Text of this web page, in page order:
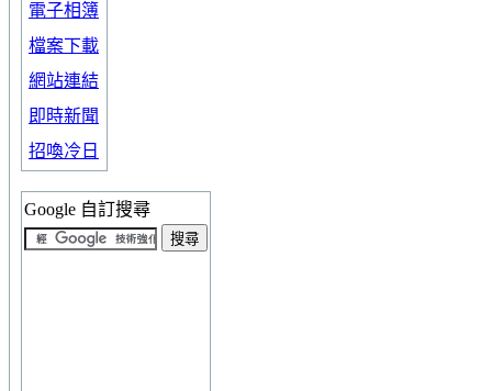
電子相簿
檔案下載
網站連結
即時新聞
招喚冷日
Google 自訂搜尋